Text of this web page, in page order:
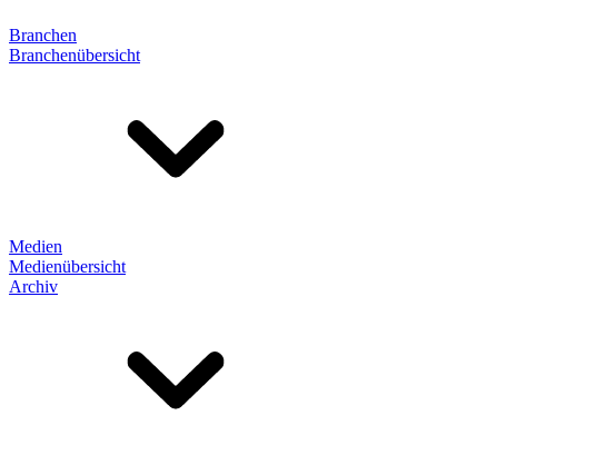
Branchen
Branchenübersicht
Medien
Medienübersicht
Archiv